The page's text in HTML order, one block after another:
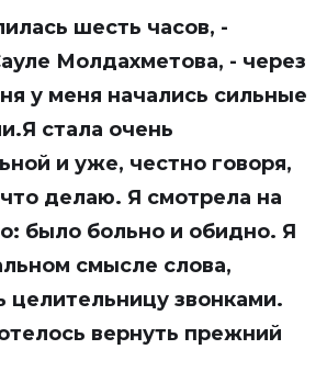
шесть часов, -
Молдахметова, - через
у меня начались сильные
стала очень
и уже, честно говоря,
делаю. Я смотрела на
было больно и обидно. Я
смысле слова,
целительницу звонками.
вернуть прежний